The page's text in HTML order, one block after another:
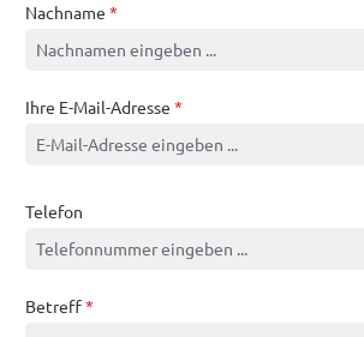
Nachname *
Ihre E-Mail-Adresse *
Telefon
Betreff*